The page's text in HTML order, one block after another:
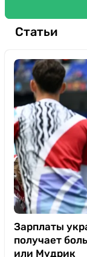
Статьи
Зарплаты
получает
или Мудрик